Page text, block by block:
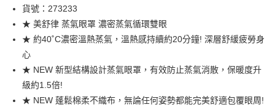
LINE Pay
Apple Pay
街口支付
悠遊付
Google Pay
貨號：273233
★ 美舒律 蒸氣眼罩 濃密蒸氣循環雙眼
★ 約40˚C濃密溫熱蒸氣，溫熱感持續約20分鐘! 深層舒緩疲勞身
心
★ NEW 新型結構設計蒸氣眼罩，有效防止蒸氣消散，保暖度升
級約1.5倍!
★ NEW 蓬鬆棉柔不織布，無論任何姿勢都能完美舒適包覆眼周!